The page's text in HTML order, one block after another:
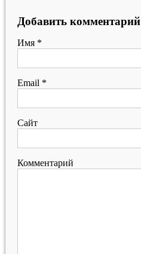
Добавить комментарий
Имя *
Email *
Сайт
Комментарий